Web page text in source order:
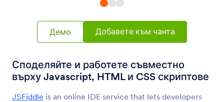
Демо Добавете към чанта
Споделяйте и работете съвместно
върху Javascript, HTML и CSS скриптове
JSFiddle is an online IDE service that lets developers
Най-нови Популярност
Авто-оразмеряване на текстова
област
Добавете текстова област с динамично
преоразмеряване към вашата форма